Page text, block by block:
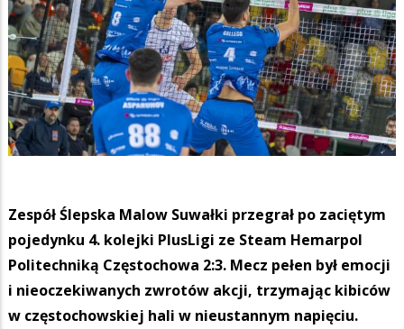
Zespół Ślepska Malow Suwałki przegrał po zaciętym
pojedynku 4. kolejki PlusLigi ze Steam Hemarpol
Politechniką Częstochowa 2:3. Mecz pełen był emocji
i nieoczekiwanych zwrotów akcji, trzymając kibiców
w częstochowskiej hali w nieustannym napięciu.